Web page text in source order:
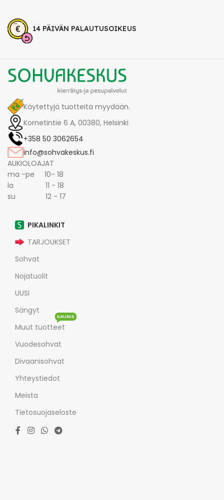
14 PÄIVÄN PALAUTUSOIKEUS
Käytettyjä tuotteita myydään.
Kornetintie 6 A, 00380, Helsinki
+358 50 3062654
info@sohvakeskus.fi
AUKIOLOAJAT
ma -pe 10- 18
la 11 - 18
su 12 - 17
PIKALINKIT
TARJOUKSET
Sohvat
Nojatuolit
UUSI
Sängyt
Muut tuotteet
KAUNIS
Vuodesohvat
Divaanisohvat
Yhteystiedot
Meista
Tietosuojaseloste